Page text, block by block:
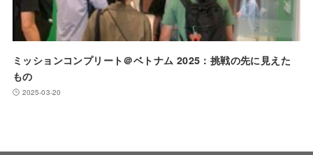
ミッションコンプリート＠ベトナム 2025：挑戦の先に見えた
もの
2025-03-20